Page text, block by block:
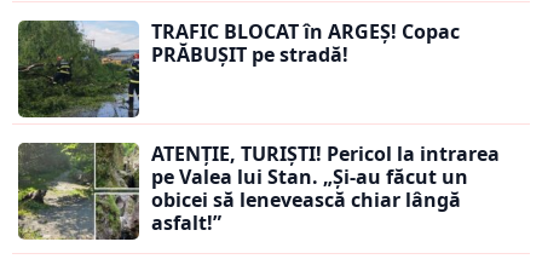
TRAFIC BLOCAT în ARGEȘ! Copac
PRĂBUȘIT pe stradă!
ATENȚIE, TURIȘTI! Pericol la intrarea
pe Valea lui Stan. „Și-au făcut un
obicei să lenevească chiar lângă
asfalt!”